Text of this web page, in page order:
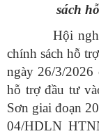
sách
Hội nghị
chính sách hỗ
ngày 26/3/
hỗ trợ đầu tư
Sơn giai đoạn
04/HDLN